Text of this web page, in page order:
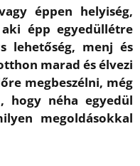
éppen helyiség,
épp egyedüllétre
lehetőség, menj és
marad és élvezi
megbeszélni, még
hogy néha egyedül
megoldásokkal